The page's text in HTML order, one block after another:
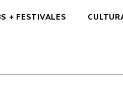
+ FESTIVALES